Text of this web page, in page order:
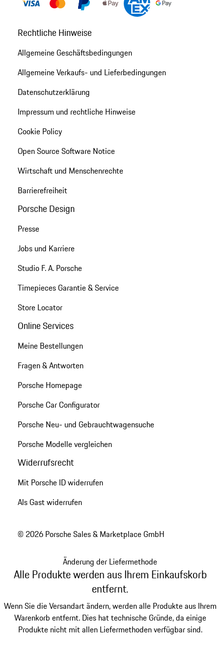
Rechtliche Hinweise
Allgemeine Geschäftsbedingungen
Allgemeine Verkaufs- und Lieferbedingungen
Datenschutzerklärung
Impressum und rechtliche Hinweise
Cookie Policy
Open Source Software Notice
Wirtschaft und Menschenrechte
Barrierefreiheit
Porsche Design
Presse
Jobs und Karriere
Studio F. A. Porsche
Timepieces Garantie & Service
Store Locator
Online Services
Meine Bestellungen
Fragen & Antworten
Porsche Homepage
Porsche Car Configurator
Porsche Neu- und Gebrauchtwagensuche
Porsche Modelle vergleichen
Widerrufsrecht
Mit Porsche ID widerrufen
Als Gast widerrufen
© 2026 Porsche Sales & Marketplace GmbH
Änderung der Liefermethode
Alle Produkte werden aus Ihrem Einkaufskorb
entfernt.
Wenn Sie die Versandart ändern, werden alle Produkte aus Ihrem
Warenkorb entfernt. Dies hat technische Gründe, da einige
Produkte nicht mit allen Liefermethoden verfügbar sind.